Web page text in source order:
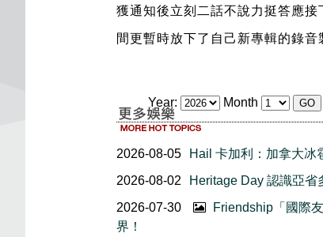
獲通知後立刻二話不說力挺答應
間更暫時放下了自己新專輯的錄
Year: Month
2026-08-05
Hail 卡加利：加拿大冰
2026-08-02
Heritage Day 認識亞省
2026-07-30
Friendship「國際
界！